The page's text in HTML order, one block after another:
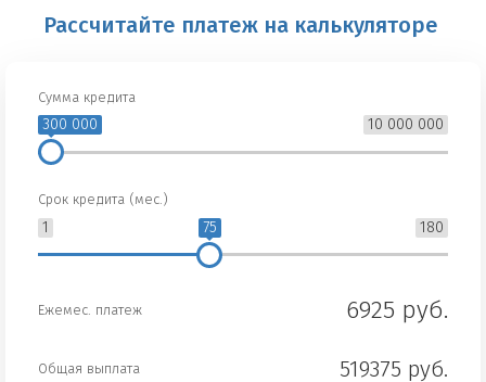
Рассчитайте платеж на калькуляторе
Сумма кредита
10 000 000
300 000
Срок кредита (мес.)
1 180
75
Ежемес. платеж 6925 руб.
Общая выплата 519375 руб.